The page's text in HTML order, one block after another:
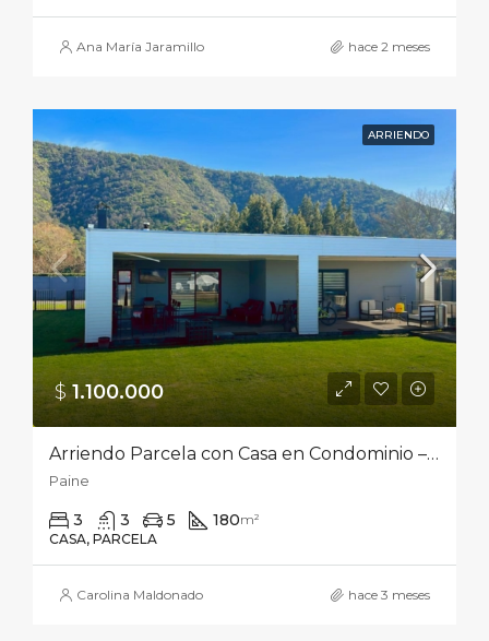
Ana María Jaramillo hace 2 meses
ARRIENDO
$1.100.000‎
Arriendo Parcela con Casa en Condominio – PaineDirección: Águila Sur PC 54 Resto, Paine
Paine
3 3 5 180m²
CASA, PARCELA
Carolina Maldonado hace 3 meses